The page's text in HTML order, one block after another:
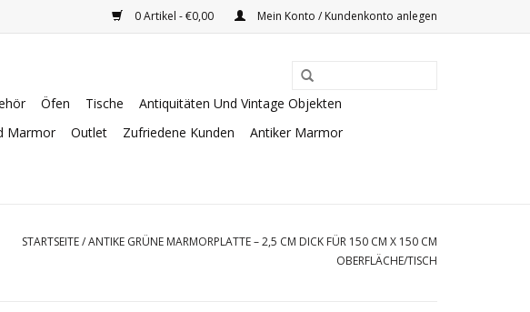
0 Artikel - €0,00 Mein Konto / Kundenkonto anlegen
Öfen Tische
Antiquitäten Und Vintage Objekten
Marmor Outlet Zufriedene Kunden
Antiker Marmor
STARTSEITE/ANTIKE GRÜNE MARMORPLATTE – 2,5 CM DICK FÜR 150 CM X 150 CM
OBERFLÄCHE/TISCH